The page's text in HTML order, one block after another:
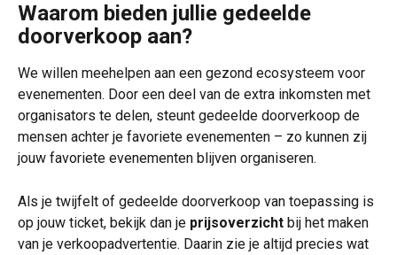
Waarom bieden jullie gedeelde
doorverkoop aan?
We willen meehelpen aan een gezond ecosysteem voor
evenementen. Door een deel van de extra inkomsten met
organisators te delen, steunt gedeelde doorverkoop de
mensen achter je favoriete evenementen – zo kunnen zij
jouw favoriete evenementen blijven organiseren.
Als je twijfelt of gedeelde doorverkoop van toepassing is
op jouw ticket, bekijk dan je prijsoverzicht bij het maken
van je verkoopadvertentie. Daarin zie je altijd precies wat